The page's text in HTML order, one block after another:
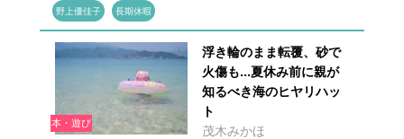
野上優佳子 長期休暇
本・遊び
浮き輪のまま転覆、砂で
火傷も...夏休み前に親が
知るべき海のヒヤリハッ
ト
茂木みかほ